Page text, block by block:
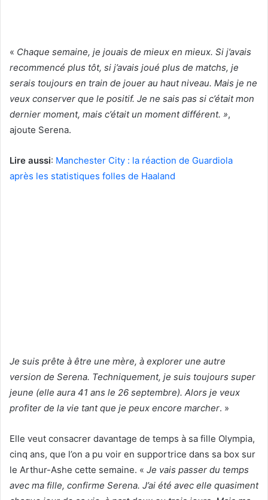
« Chaque semaine, je jouais de mieux en mieux. Si j’avais
recommencé plus tôt, si j’avais joué plus de matchs, je
serais toujours en train de jouer au haut niveau. Mais je ne
veux conserver que le positif. Je ne sais pas si c’était mon
dernier moment, mais c’était un moment différent. »,
ajoute Serena.
Lire aussi: Manchester City : la réaction de Guardiola
après les statistiques folles de Haaland
Je suis prête à être une mère, à explorer une autre
version de Serena. Techniquement, je suis toujours super
jeune (elle aura 41 ans le 26 septembre). Alors je veux
profiter de la vie tant que je peux encore marcher. »
Elle veut consacrer davantage de temps à sa fille Olympia,
cinq ans, que l’on a pu voir en supportrice dans sa box sur
le Arthur-Ashe cette semaine. « Je vais passer du temps
avec ma fille, confirme Serena. J’ai été avec elle quasiment